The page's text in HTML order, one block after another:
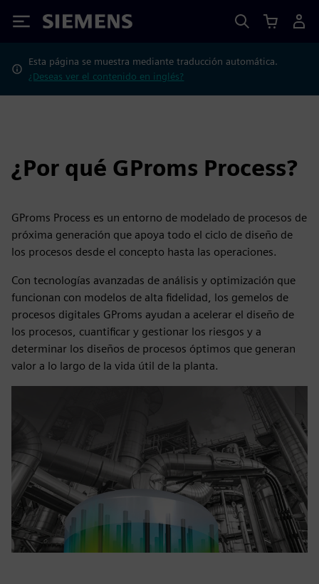
Siemens
Esta página se muestra mediante traducción automática.
¿Deseas ver el contenido en inglés?
¿Por qué GProms Process?
GProms Process es un entorno de modelado de procesos de
próxima generación que apoya todo el ciclo de diseño de
los procesos desde el concepto hasta las operaciones.
Con tecnologías avanzadas de análisis y optimización que
funcionan con modelos de alta fidelidad, los gemelos de
procesos digitales GProms ayudan a acelerar el diseño de
los procesos, cuantificar y gestionar los riesgos y a
determinar los diseños de procesos óptimos que generan
valor a lo largo de la vida útil de la planta.